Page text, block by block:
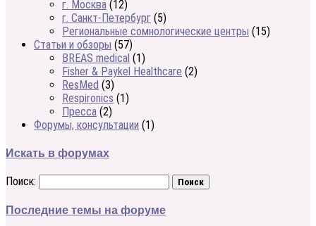
г. Москва (12)
г. Санкт-Петербург (5)
Региональные сомнологические центры (15)
Статьи и обзоры (57)
BREAS medical (1)
Fisher & Paykel Healthcare (2)
ResMed (3)
Respironics (1)
Пресса (2)
Форумы, консультации (1)
Искать в форумах
Поиск:
Последние темы на форуме